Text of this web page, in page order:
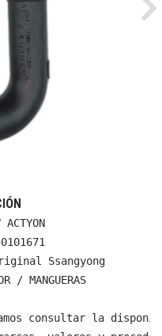
ACTYON
Ssangyong
/ MANGUERAS
consultar la